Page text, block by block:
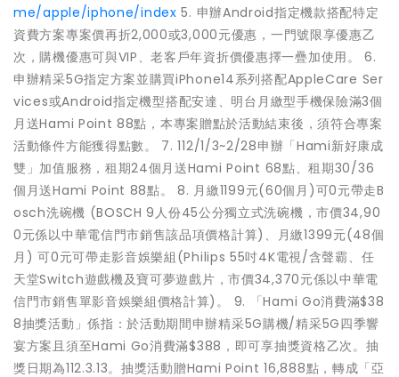
me/apple/iphone/index 5. 申辦Android指定機款搭配特定
資費方案專案價再折2,000或3,000元優惠，一門號限享優惠乙
次，購機優惠可與VIP、老客戶年資折價優惠擇一疊加使用。 6.
申辦精采5G指定方案並購買iPhone14系列搭配AppleCare Ser
vices或Android指定機型搭配安達、明台月繳型手機保險滿3個
月送Hami Point 88點，本專案贈點於活動結束後，須符合專案
活動條件方能獲得點數。 7. 112/1/3~2/28申辦「Hami新好康成
雙」加值服務，租期24個月送Hami Point 68點、租期30/36
個月送Hami Point 88點。 8. 月繳1199元(60個月)可0元帶走B
osch洗碗機 (BOSCH 9人份45公分獨立式洗碗機，市價34,90
0元係以中華電信門市銷售該品項價格計算)、月繳1399元(48個
月) 可0元可帶走影音娛樂組(Philips 55吋4K電視/含聲霸、任
天堂Switch遊戲機及寶可夢遊戲片，市價34,370元係以中華電
信門市銷售單影音娛樂組價格計算)。 9. 「Hami Go消費滿$38
8抽獎活動」係指：於活動期間申辦精采5G購機/精采5G四季響
宴方案且須至Hami Go消費滿$388，即可享抽獎資格乙次。抽
獎日期為112.3.13。抽獎活動贈Hami Point 16,888點，轉成「亞